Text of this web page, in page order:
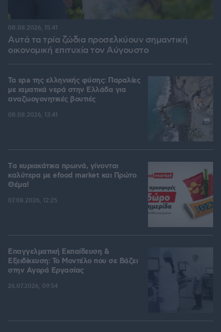
Αυτά τα τρία ζώδια προσελκύουν σημαντική
οικονομική επιτυχία τον Αύγουστο
08.08.2026, 15:41
Τα spa της ελληνικής φύσης: Παραλίες
με ιαματικά νερά στην Ελλάδα για
αναζωογονητικές βουτιές
08.08.2026, 13:41
Tα κυριακάτικα πρωινά, γίνονται
καλύτερα με efood market και Πρώτο
Θέμα!
07.08.2026, 12:25
Επαγγελματική Εκπαίδευση &
Εξειδίκευση: Το Mοντέλο που σε Bάζει
στην Aγορά Eργασίας
26.07.2026, 09:54